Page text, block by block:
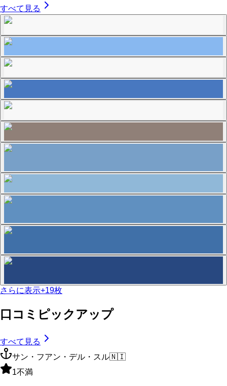
すべて見る
さらに表示+19枚
口コミピックアップ
すべて見る
サン・フアン・デル・スル🇳🇮
1不満